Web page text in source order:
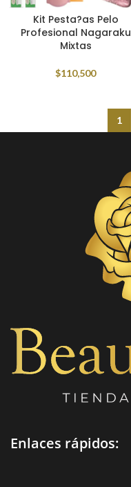
Kit Pesta?as Pelo
Profesional Nagaraku
Mixtas
$110,500
1
Enlaces rápidos: